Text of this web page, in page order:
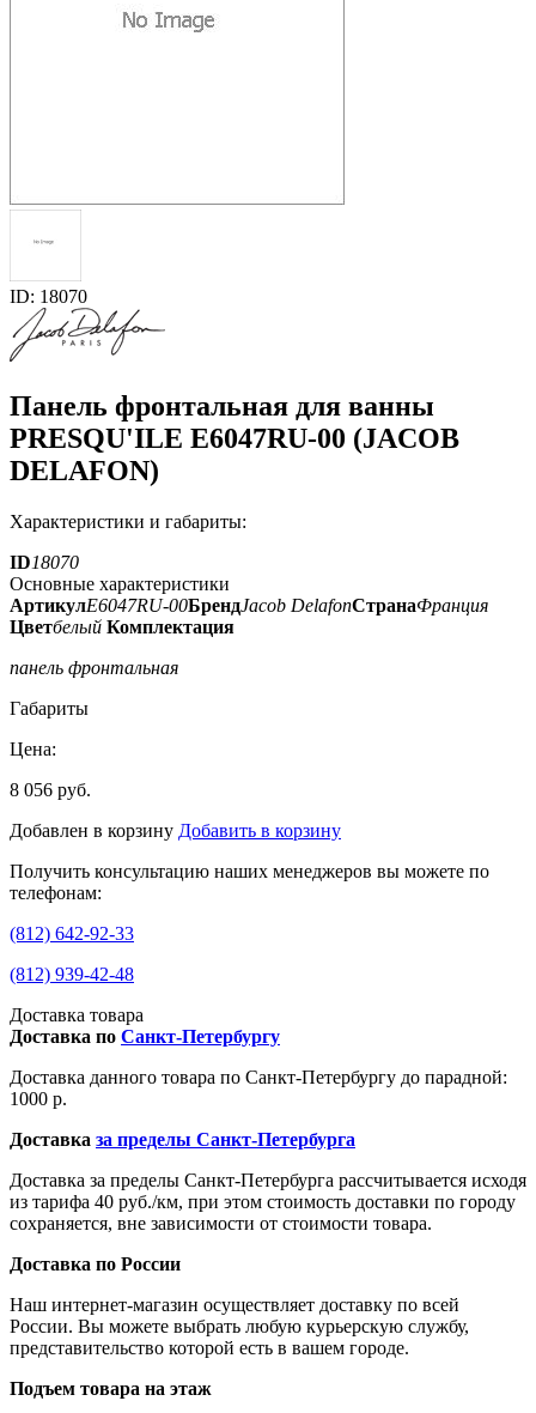
ID: 18070
Панель фронтальная для ванны
PRESQU'ILE E6047RU-00 (JACOB
DELAFON)
Характеристики и габариты:
ID18070
Основные характеристики
АртикулE6047RU-00БрендJacob DelafonСтранаФранция
Цветбелый Комплектация
панель фронтальная
Габариты
Цена:
8 056 руб.
Добавлен в корзину Добавить в корзину
Получить консультацию наших менеджеров вы можете по
телефонам:
(812) 642-92-33
(812) 939-42-48
Доставка товара
Доставка по Санкт-Петербургу
Доставка данного товара по Санкт-Петербургу до парадной:
1000 р.
Доставка за пределы Санкт-Петербурга
Доставка за пределы Санкт-Петербурга рассчитывается исходя
из тарифа 40 руб./км, при этом стоимость доставки по городу
сохраняется, вне зависимости от стоимости товара.
Доставка по России
Наш интернет-магазин осуществляет доставку по всей
России. Вы можете выбрать любую курьерскую службу,
представительство которой есть в вашем городе.
Подъем товара на этаж